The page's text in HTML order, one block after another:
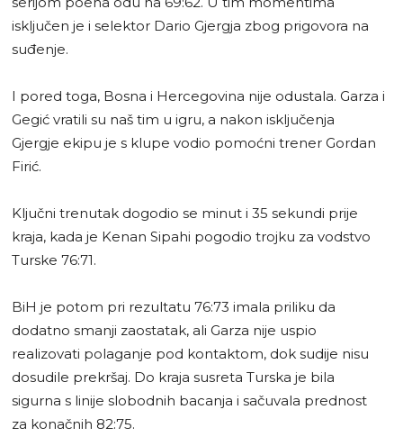
isključen je i selektor Dario Gjergja zbog prigovora na
suđenje.
I pored toga, Bosna i Hercegovina nije odustala. Garza i
Gegić vratili su naš tim u igru, a nakon isključenja
Gjergje ekipu je s klupe vodio pomoćni trener Gordan
Firić.
Ključni trenutak dogodio se minut i 35 sekundi prije
kraja, kada je Kenan Sipahi pogodio trojku za vodstvo
Turske 76:71.
BiH je potom pri rezultatu 76:73 imala priliku da
dodatno smanji zaostatak, ali Garza nije uspio
realizovati polaganje pod kontaktom, dok sudije nisu
dosudile prekršaj. Do kraja susreta Turska je bila
sigurna s linije slobodnih bacanja i sačuvala prednost
za konačnih 82:75.